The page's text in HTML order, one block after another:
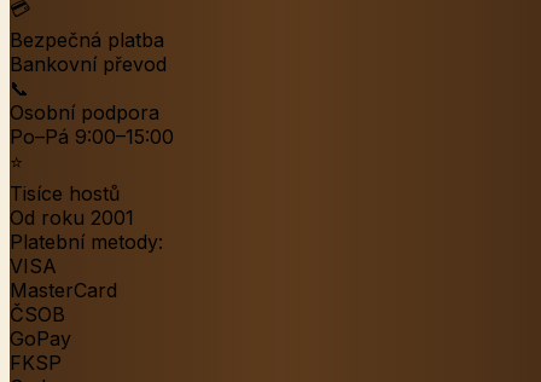
💳
Bezpečná platba
Bankovní převod
📞
Osobní podpora
Po–Pá 9:00–15:00
⭐
Tisíce hostů
Od roku 2001
Platební metody:
VISA
MasterCard
ČSOB
GoPay
FKSP